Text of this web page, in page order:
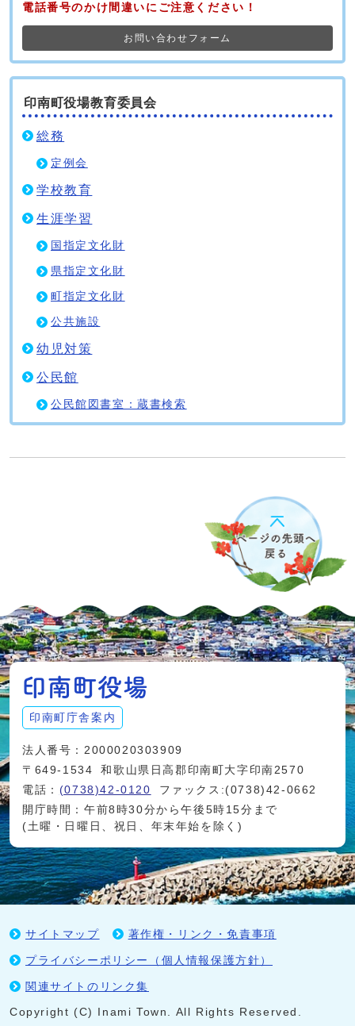
電話番号のかけ間違いにご注意ください！
お問い合わせフォーム
印南町役場教育委員会
総務
定例会
学校教育
生涯学習
国指定文化財
県指定文化財
町指定文化財
公共施設
幼児対策
公民館
公民館図書室：蔵書検索
印南町庁舎案内
法人番号：2000020303909
〒649-1534
和歌山県日高郡印南町大字印南2570
電話： (0738)42-0120
ファックス:(0738)42-0662
開庁時間：午前8時30分から午後5時15分まで
(土曜・日曜日、祝日、年末年始を除く)
サイトマップ 著作権・リンク・免責事項
プライバシーポリシー（個人情報保護方針）
関連サイトのリンク集
Copyright (C) Inami Town. All Rights Reserved.